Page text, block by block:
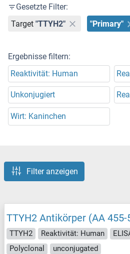
Gesetzte Filter:
Target "TTYH2" "Primary"
Ergebnisse filtern:
Reaktivität: Human
Unkonjugiert
Wirt: Kaninchen
Filter anzeigen
TTYH2 Antikörper (AA 455-
TTYH2 Reaktivität: Human
Polyclonal
unconjugated